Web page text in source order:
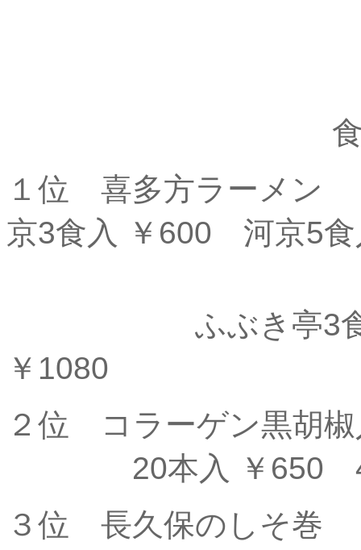
１位 喜多
京3食入 ￥600 河京5食
ふぶき亭3食入
￥1080
２位 コラーゲン黒
20本入 ￥650 40
３位 長久